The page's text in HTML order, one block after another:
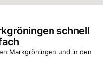
schnell
Markgröningen und in den